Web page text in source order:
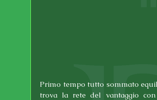
Primo tempo tutto sommato
trova la rete del vantaggio